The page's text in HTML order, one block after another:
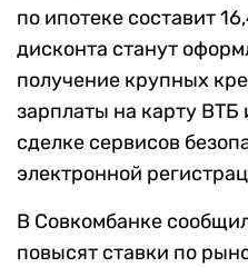
по ипотеке составит
дисконта станут
получение крупных
зарплаты на карту ВТБ
сделке сервисов
электронной
В Совкомбанке
повысят ставки по